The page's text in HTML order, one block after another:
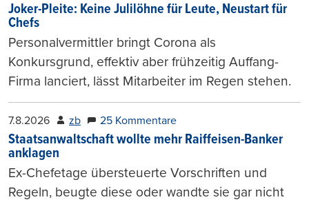
Joker-Pleite: Keine Julilöhne für Leute, Neustart für
Chefs
Personalvermittler bringt Corona als
Konkursgrund, effektiv aber frühzeitig Auffang-
Firma lanciert, lässt Mitarbeiter im Regen stehen.
7.8.2026 zb 25 Kommentare
Staatsanwaltschaft wollte mehr Raiffeisen-Banker
anklagen
Ex-Chefetage übersteuerte Vorschriften und
Regeln, beugte diese oder wandte sie gar nicht